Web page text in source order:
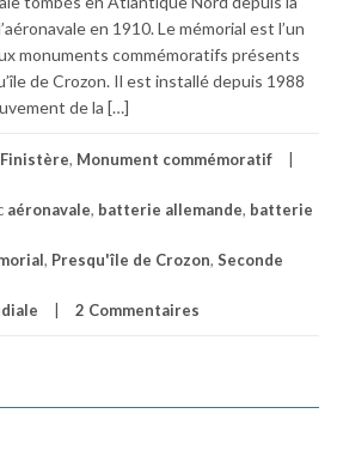
en 1910. Le mémorial est l’un
monuments commémoratifs présents
de Crozon. Il est installé depuis 1988
de la […]
Finistère, Monument commémoratif
aéronavale, batterie allemande, batterie
, Presqu'île de Crozon, Seconde
2 Commentaires